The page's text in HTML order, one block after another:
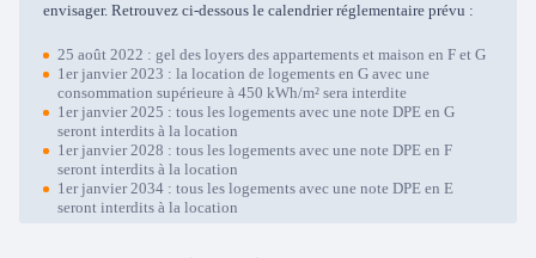
envisager. Retrouvez ci-dessous le calendrier réglementaire prévu :
25 août 2022 : gel des loyers des appartements et maison en F et G
1er janvier 2023 : la location de logements en G avec une
consommation supérieure à 450 kWh/m² sera interdite
1er janvier 2025 : tous les logements avec une note DPE en G
seront interdits à la location
1er janvier 2028 : tous les logements avec une note DPE en F
seront interdits à la location
1er janvier 2034 : tous les logements avec une note DPE en E
seront interdits à la location